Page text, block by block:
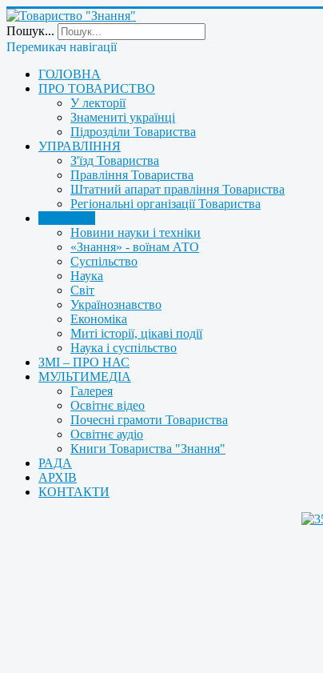
Пошук...
Перемикач навігації
ГОЛОВНА
ПРО ТОВАРИСТВО
У лекторії
Знамениті українці
Підрозділи Товариства
УПРАВЛІННЯ
З'їзд Товариства
Правління Товариства
Штатний апарат правління Товариства
Регіональні організації Товариства
Новини науки і техніки
«Знання» - воїнам АТО
Суспільство
Наука
Світ
Українознавство
Економіка
Миті історії, цікаві події
Наука і суспільство
ЗМІ – ПРО НАС
МУЛЬТИМЕДІА
Галерея
Освітнє відео
Почесні грамоти Товариства
Освітнє аудіо
Книги Товариства "Знання"
РАДА
АРХІВ
КОНТАКТИ